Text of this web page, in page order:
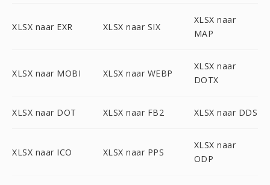
XLSX naar EXR XLSX naar SIX
XLSX naar
MAP
XLSX naar MOBI XLSX naar WEBP
XLSX naar
DOTX
XLSX naar DOT XLSX naar FB2 XLSX naar DDS
XLSX naar ICO XLSX naar PPS
XLSX naar
ODP